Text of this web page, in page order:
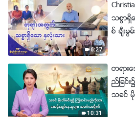
6:27
သစၥာ
စ္ ခ်ီးမ
10:31
တရား
ည္ျခင္း
သခင္